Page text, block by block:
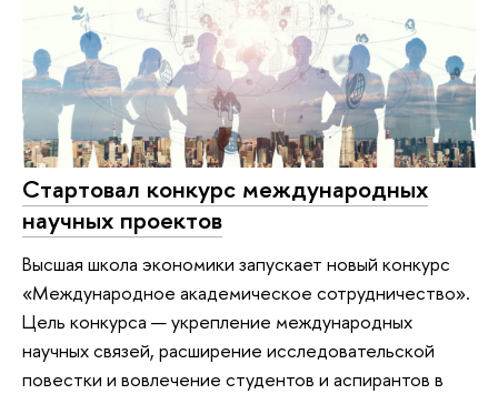
Cтартовал конкурс международных
научных проектов
Высшая школа экономики запускает новый конкурс
«Международное академическое сотрудничество».
Цель конкурса — укрепление международных
научных связей, расширение исследовательской
повестки и вовлечение студентов и аспирантов в